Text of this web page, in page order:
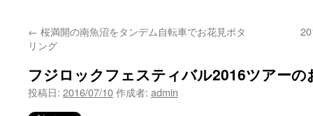
← 桜満開の南魚沼をタンデム自転車でお花見ポタ
リング
フジロックフェスティバル2016ツアーの
投稿日: 2016/07/10作成者: admin